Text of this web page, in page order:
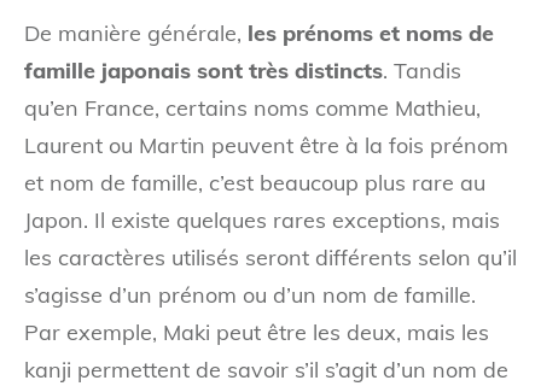
De manière générale, les prénoms et noms de
famille japonais sont très distincts. Tandis
qu’en France, certains noms comme Mathieu,
Laurent ou Martin peuvent être à la fois prénom
et nom de famille, c’est beaucoup plus rare au
Japon. Il existe quelques rares exceptions, mais
les caractères utilisés seront différents selon qu’il
s’agisse d’un prénom ou d’un nom de famille.
Par exemple, Maki peut être les deux, mais les
kanji permettent de savoir s’il s’agit d’un nom de